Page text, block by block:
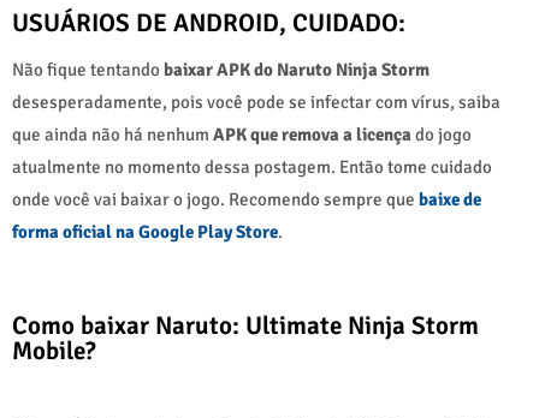
USUÁRIOS DE ANDROID, CUIDADO:
Não fique tentando baixar APK do Naruto Ninja Storm
desesperadamente, pois você pode se infectar com vírus, saiba
que ainda não há nenhum APK que remova a licença do jogo
atualmente no momento dessa postagem. Então tome cuidado
onde você vai baixar o jogo. Recomendo sempre que baixe de
forma oficial na Google Play Store.
Como baixar Naruto: Ultimate Ninja Storm
Mobile?